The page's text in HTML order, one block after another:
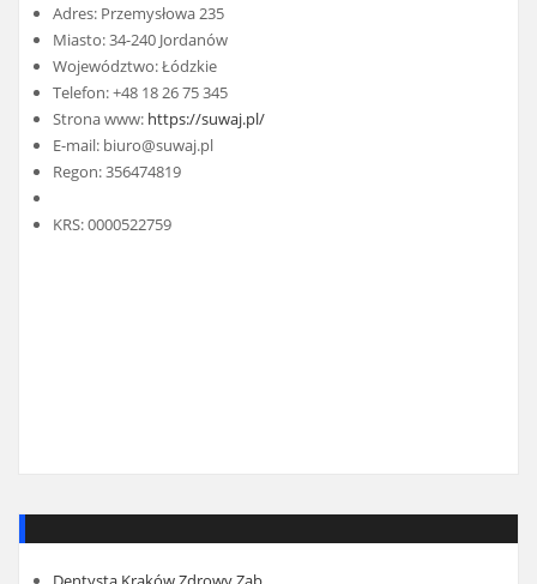
Adres: Przemysłowa 235
Miasto: 34-240 Jordanów
Województwo: Łódzkie
Telefon: +48 18 26 75 345
Strona www: https://suwaj.pl/
E-mail: biuro@suwaj.pl
Regon: 356474819
KRS: 0000522759